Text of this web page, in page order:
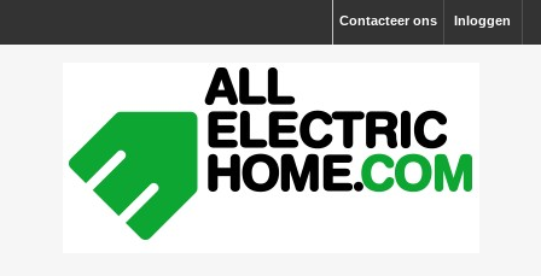
Inloggen
Contacteer ons